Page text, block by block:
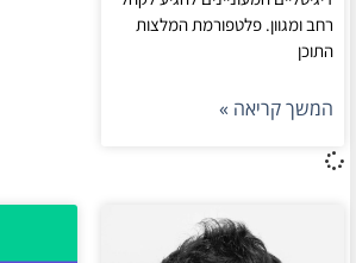
רחב ומגוון. פלטפורמת המלצות
התוכן
המשך קריאה »